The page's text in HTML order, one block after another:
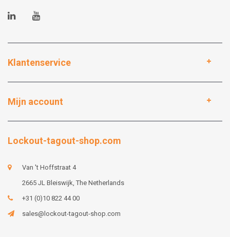
Klantenservice
Mijn account
Lockout-tagout-shop.com
Van 't Hoffstraat 4
2665 JL Bleiswijk, The Netherlands
+31 (0)10 822 44 00
sales@lockout-tagout-shop.com